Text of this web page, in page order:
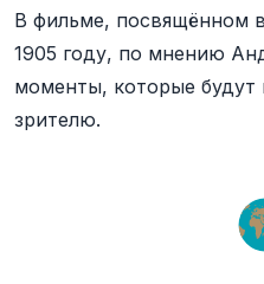
В фильме, посвящённом
1905 году, по мнению
моменты, которые
зрителю.